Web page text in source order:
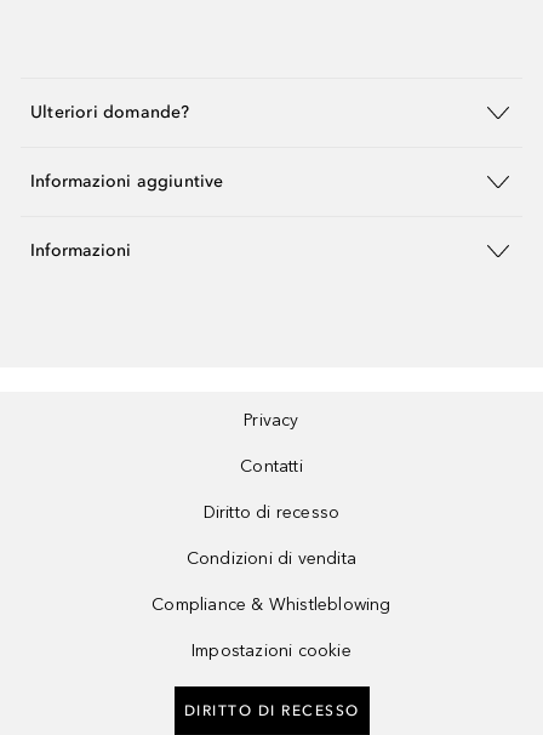
Ulteriori domande?
Informazioni aggiuntive
Informazioni
Privacy
Contatti
Diritto di recesso
Condizioni di vendita
Compliance & Whistleblowing
Impostazioni cookie
DIRITTO DI RECESSO